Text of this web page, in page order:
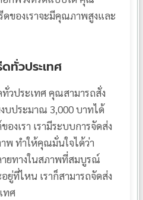
ดของเราจะมีคุณภาพสูงและ
ทั่วประเทศ
ทั่วประเทศ คุณสามารถสั่ง
บประมาณ 3,000 บาทได้
องเรา เรามีระบบการจัดส่ง
พ ทำให้คุณมั่นใจได้ว่า
ยทางในสภาพที่สมบูรณ์
ยู่ที่ไหน เราก็สามารถจัดส่ง
ทศ